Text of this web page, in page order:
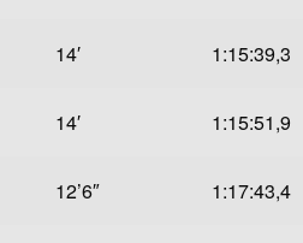
14′ 1:15:39,3
14′ 1:15:51,9
12’6″ 1:17:43,4